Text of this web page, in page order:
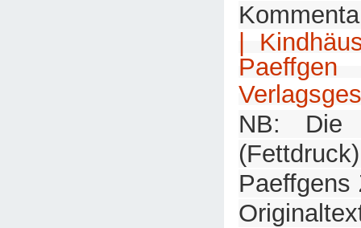
|
NB: Die